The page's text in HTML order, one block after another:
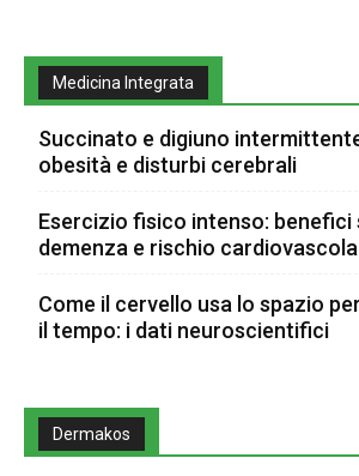
Medicina Integrata
Succinato e digiuno
obesità e disturbi cerebrali
Esercizio fisico intenso: benefici
demenza e rischio
Come il cervello usa lo spazio
il tempo: i dati neuroscientifici
Dermakos